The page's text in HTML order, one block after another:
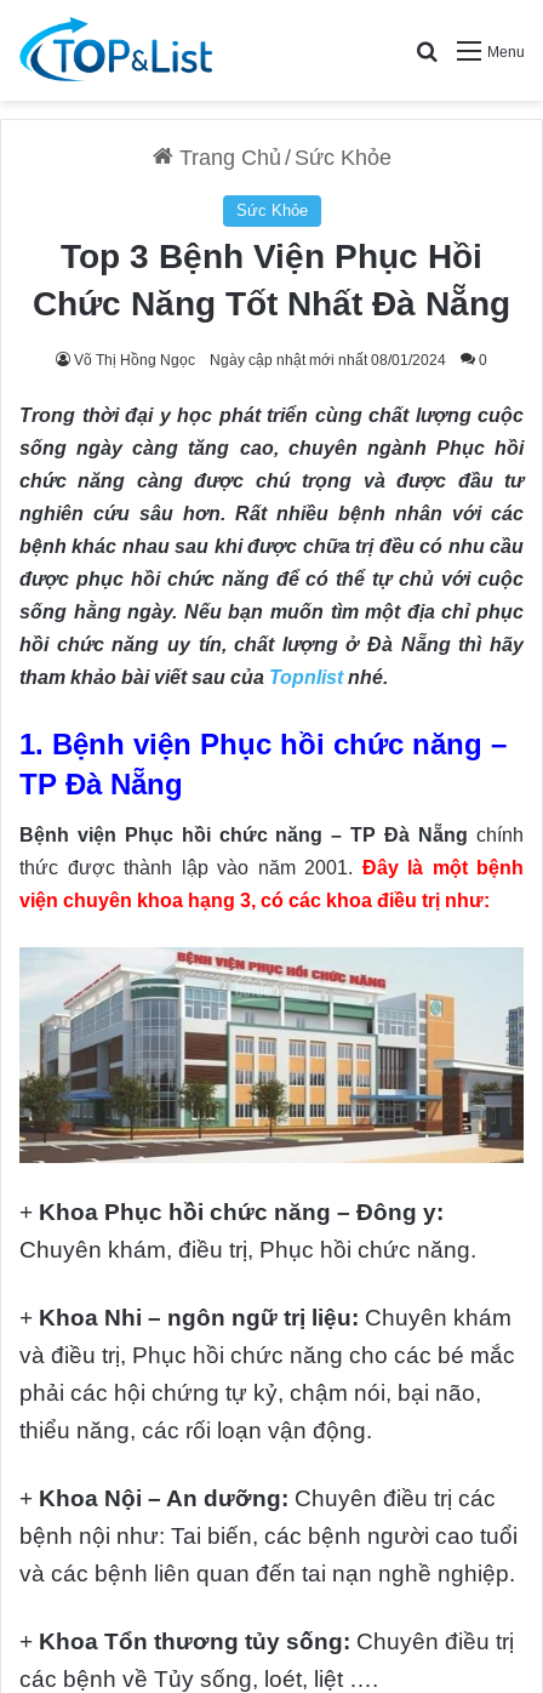
Menu
Search for
Trang Chủ / Sức Khỏe
Sức Khỏe
Top 3 Bệnh Viện Phục Hồi
Chức Năng Tốt Nhất Đà Nẵng
Võ Thị Hồng Ngọc Ngày cập nhật mới nhất 08/01/2024 0
Trong thời đại y học phát triển cùng chất lượng cuộc
sống ngày càng tăng cao, chuyên ngành Phục hồi
chức năng càng được chú trọng và được đầu tư
nghiên cứu sâu hơn. Rất nhiều bệnh nhân với các
bệnh khác nhau sau khi được chữa trị đều có nhu cầu
được phục hồi chức năng để có thể tự chủ với cuộc
sống hằng ngày. Nếu bạn muốn tìm một địa chỉ phục
hồi chức năng uy tín, chất lượng ở Đà Nẵng thì hãy
tham khảo bài viết sau của Topnlistnhé.
1. Bệnh viện Phục hồi chức năng –
TP Đà Nẵng
Bệnh viện Phục hồi chức năng – TP Đà Nẵng chính
thức được thành lập vào năm 2001. Đây là một bệnh
viện chuyên khoa hạng 3, có các khoa điều trị như:
+ Khoa Phục hồi chức năng – Đông y:
Chuyên khám, điều trị, Phục hồi chức năng.
+ Khoa Nhi – ngôn ngữ trị liệu: Chuyên khám
và điều trị, Phục hồi chức năng cho các bé mắc
phải các hội chứng tự kỷ, chậm nói, bại não,
thiểu năng, các rối loạn vận động.
+ Khoa Nội – An dưỡng: Chuyên điều trị các
bệnh nội như: Tai biến, các bệnh người cao tuổi
và các bệnh liên quan đến tai nạn nghề nghiệp.
+ Khoa Tổn thương tủy sống: Chuyên điều trị
các bệnh về Tủy sống, loét, liệt ….